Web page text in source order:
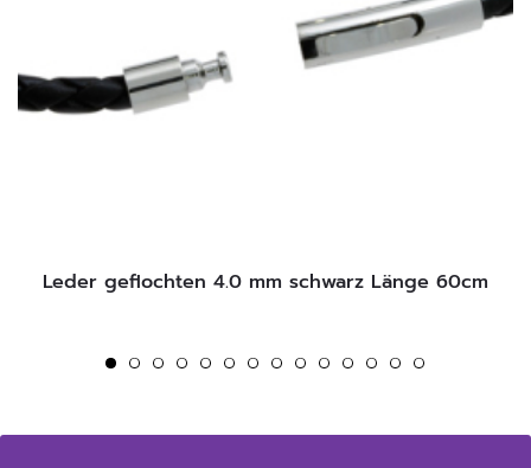
Leder geflochten 4.0 mm schwarz Länge 60cm